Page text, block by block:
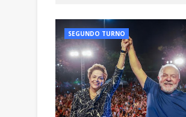
SEGUNDO TURNO